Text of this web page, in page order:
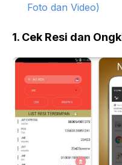
Foto dan Video)
1. Cek Resi dan